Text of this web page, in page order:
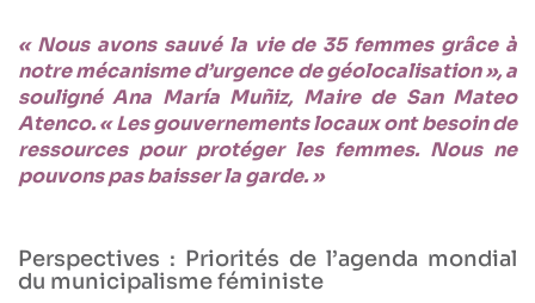
« Nous avons sauvé la vie de 35 femmes grâce à
notre mécanisme d’urgence de géolocalisation », a
souligné Ana María Muñiz, Maire de San Mateo
Atenco. « Les gouvernements locaux ont besoin de
ressources pour protéger les femmes. Nous ne
pouvons pas baisser la garde. »
Perspectives : Priorités de l’agenda mondial
du municipalisme féministe